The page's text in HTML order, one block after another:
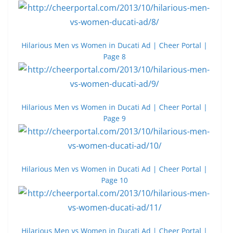
Hilarious Men vs Women in Ducati Ad | Cheer Portal |
Page 8
Hilarious Men vs Women in Ducati Ad | Cheer Portal |
Page 9
Hilarious Men vs Women in Ducati Ad | Cheer Portal |
Page 10
Hilarious Men vs Women in Ducati Ad | Cheer Portal |